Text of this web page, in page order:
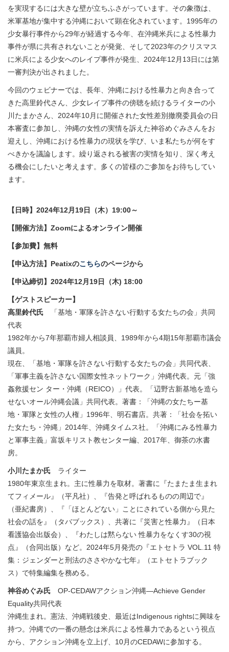
を実現するには大きな壁が立ちふさがっています。その象徴は、
米軍基地が集中する沖縄において顕在化されています。 1995年の
少女暴行事件から29年が経過する今年、 在沖縄米兵による性暴力
事件が県に共有されないことが発覚、 そして2023年のクリスマス
に米兵による少女へのレイプ事件が発生、2024年12月13日には第
一審判決が出されました。
今回のウェビナーでは、長年、沖縄における性暴力と向き合って
きた高里鈴代さん、 少女レイプ事件の傍聴を続けるライターの小
川たまかさん、 2024年10月に開催された女性差別撤廃委員会の日
本審査に参加し、沖縄の女性の実情を訴えた神谷めぐみさんをお
迎えし、 沖縄における性暴力の現状を学び、 いま私たちが何をす
べきかを議論します。 繰り返される被害の実情を知り、 深く考え
る機会にしたいと考えます。 多くの皆様のご参加をお待ちしてい
ます。
【日時】2024年12月19日（木）19:00～
【開催方法】Zoomによるオンライン開催
【参加費】無料
【申込方法】Peatixのこちらのページから
【申込締切】2024年12月19日（木) 18:00
【ゲストスピーカー】
高里鈴代氏 「基地・軍隊を許さない行動する女たちの会」共同
代表
1982年から7年那覇市婦人相談員、1989年から4期15年那覇市議会
議員。
現在、「基地・軍隊を許さない行動する女たちの会」共同代表、
「軍事主義を許さない国際女性ネットワーク」沖縄代表。元「強
姦救援セン ター・沖縄（REICO）」代表。「辺野古新基地を造ら
せないオール沖縄会議」共同代表。著書：「沖縄の女たちー基
地・軍隊と女性の人権」1996年、明石書店。共著：「社会を拓い
た女たち・沖縄」2014年、沖縄タイムス社。「沖縄にみる性暴力
と軍事主義」富坂キリスト教センター編、2017年、御茶の水書
房。
小川たまか氏 ライター
1980年東京生まれ。主に性暴力を取材。著書に『たまたま生まれ
てフィメール』（平凡社）、『告発と呼ばれるものの周辺で』
（亜紀書房）、『「ほとんどない」ことにされている側から見た
社会の話を』（タバブックス）、共著に『災害と性暴力』（日本
看護協会出版会）、『わたしは黙らない 性暴力をなくす30の視
点』（合同出版）など。2024年5月発売の『エトセトラ VOL.11 特
集：ジェンダーと刑法のささやかな七年』（エトセトラブック
ス）で特集編集を務める。
神谷めぐみ氏 OP-CEDAWアクション沖縄―Achieve Gender
Equality共同代表
沖縄生まれ。憲法、沖縄戦後史、最近はIndigenous rightsに興味を
持つ。沖縄での一番の懸念は米兵による性暴力であるという視点
から、アクション沖縄を立上げ、10月のCEDAWに参加する。